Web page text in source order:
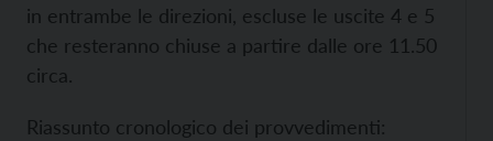
in entrambe le direzioni, escluse le uscite 4 e 5
che resteranno chiuse a partire dalle ore 11.50
circa.
Riassunto cronologico dei provvedimenti: